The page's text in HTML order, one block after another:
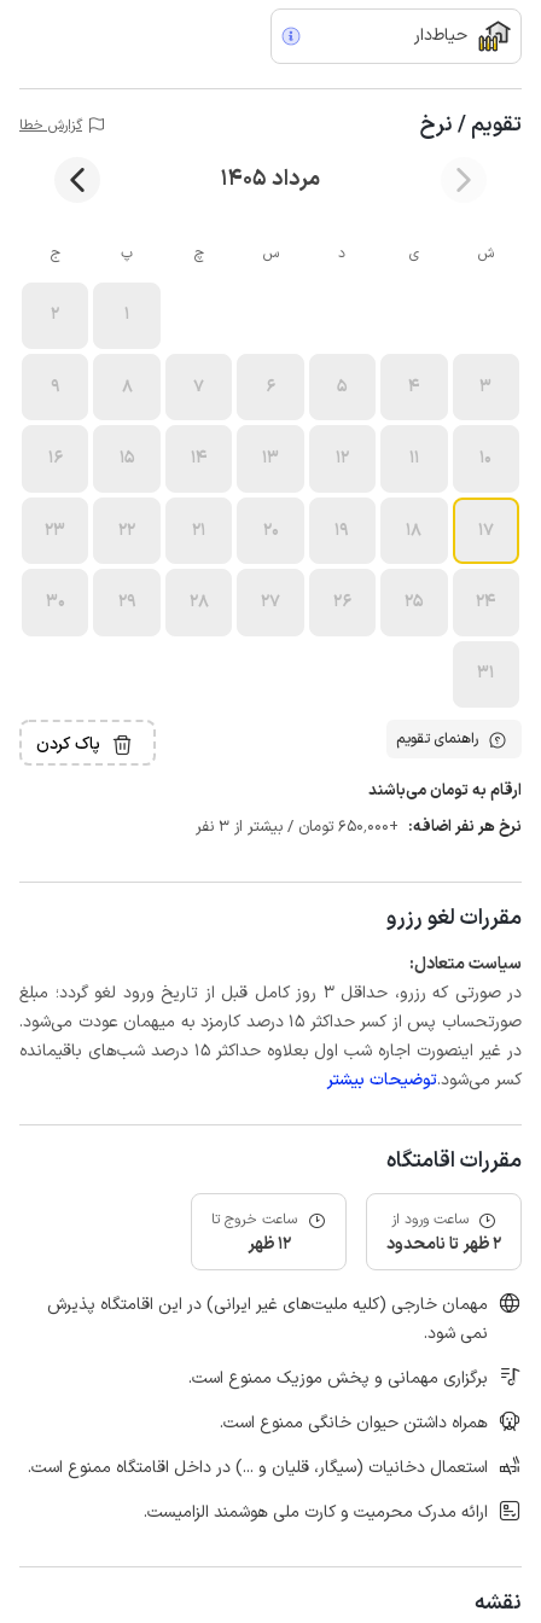
حیاط‌دار
تقویم / نرخ گزارش خطا
مرداد 1405
ش ی د س چ پ ج
1
2
3
4
5
6
7
8
9
10
11
12
13
14
15
16
17
18
19
20
21
22
23
24
25
26
27
28
29
30
31
راهنمای تقویم پاک کردن
ارقام به تومان می‌باشند
نرخ هر نفر اضافه: +650٬000 تومان / بیشتر از 3 نفر
مقررات لغو رزرو
سیاست متعادل:
در صورتی که رزرو، حداقل 3 روز کامل قبل از تاریخ ورود لغو گردد؛ مبلغ
صورتحساب پس از کسر حداکثر 15 درصد کارمزد به میهمان عودت می‌شود.
در غیر اینصورت اجاره شب اول بعلاوه حداکثر 15 درصد شب‌های باقیمانده
کسر می‌شود.توضیحات بیشتر
مقررات اقامتگاه
ساعت ورود از
2 ظهر تا نامحدود
ساعت خروج تا
12 ظهر
مهمان خارجی (کلیه ملیت‌های غیر ایرانی) در این اقامتگاه پذیرش
نمی شود.
برگزاری مهمانی و پخش موزیک ممنوع است.
همراه داشتن حیوان خانگی ممنوع است.
استعمال دخانیات (سیگار، قلیان و ...) در داخل اقامتگاه ممنوع است.
ارائه مدرک محرمیت و کارت ملی هوشمند الزامیست.
نقشه